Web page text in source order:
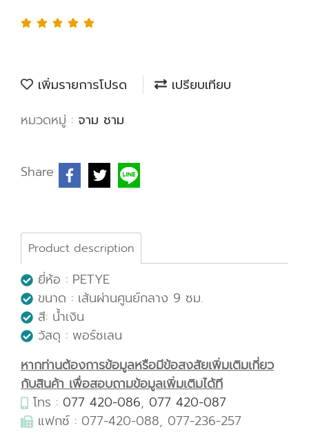
เพิ่มรายการโปรด
เปรียบเทียบ
หมวดหมู่ : จาม ชาม
Share
Product description
ยี่ห้อ : PETYE
ขนาด : เส้นผ่านศูนย์กลาง 9 ซม.
สี: น้ำเงิน
วัสดุ : พอร์ซเลน
หากท่านต้องการข้อมูลหรือมีข้อสงสัยเพิ่มเติมเกี่ยว
กับสินค้า เพื่อสอบถามข้อมูลเพิ่มเติมได้ที
โทร : 077 420-086, 077 420-087
แฟกซ์ : 077-420-088, 077-236-257